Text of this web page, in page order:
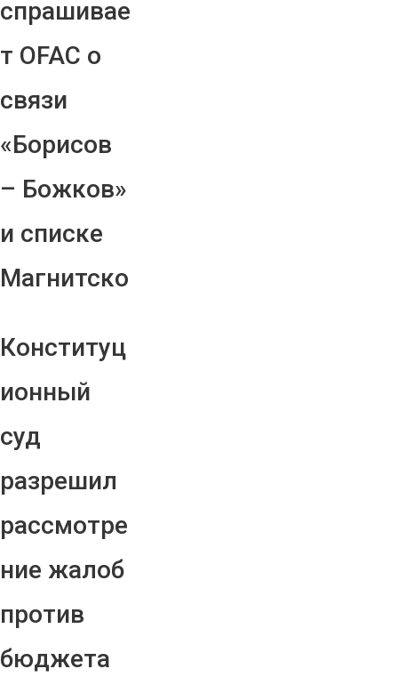
спрашивае
т OFAC о
связи
«Борисов
– Божков»
и списке
Магнитско
Конституц
ионный
суд
разрешил
рассмотре
ние жалоб
против
бюджета